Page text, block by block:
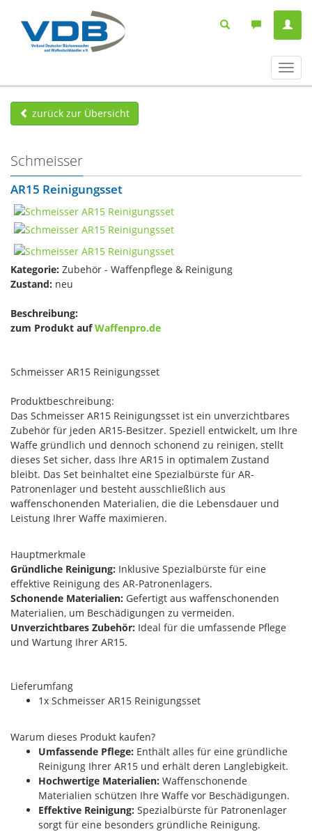
ein-/
zurück zur Übersicht
Schmeisser
AR15 Reinigungsset
Kategorie: Zubehör - Waffenpflege & Reinigung
Zustand: neu
Beschreibung:
zum Produkt aufWaffenpro.de
Schmeisser AR15 Reinigungsset
Produktbeschreibung:
Das Schmeisser AR15 Reinigungsset ist ein unverzichtbares
Zubehör für jeden AR15-Besitzer. Speziell entwickelt, um Ihre
Waffe gründlich und dennoch schonend zu reinigen, stellt
dieses Set sicher, dass Ihre AR15 in optimalem Zustand
bleibt. Das Set beinhaltet eine Spezialbürste für AR-
Patronenlager und besteht ausschließlich aus
waffenschonenden Materialien, die die Lebensdauer und
Leistung Ihrer Waffe maximieren.
Hauptmerkmale
Gründliche Reinigung: Inklusive Spezialbürste für eine
effektive Reinigung des AR-Patronenlagers.
Schonende Materialien: Gefertigt aus waffenschonenden
Materialien, um Beschädigungen zu vermeiden.
Unverzichtbares Zubehör: Ideal für die umfassende Pflege
und Wartung Ihrer AR15.
Lieferumfang
1x Schmeisser AR15 Reinigungsset
Warum dieses Produkt kaufen?
Umfassende Pflege: Enthält alles für eine gründliche
Reinigung Ihrer AR15 und erhält deren Langlebigkeit.
Hochwertige Materialien: Waffenschonende
Materialien schützen Ihre Waffe vor Beschädigungen.
Effektive Reinigung: Spezialbürste für Patronenlager
sorgt für eine besonders gründliche Reinigung.